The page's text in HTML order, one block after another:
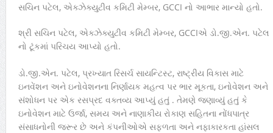
સચિન પટેલ, એક્ઝેક્યુટીવ કમિટી મેમ્બર, GCCI નો આભાર માન્યો હતો.
શ્રી સચિન પટેલ, એક્ઝેક્યુટીવ કમિટી મેમ્બર, GCCIએ ડો.જી.એન. પટેલ
નો ટૂંકમાં પરિચય આપ્યો હતો.
ડો.જી.એન. પટેલ, પ્રખ્યાત રિસર્ચ સાયન્ટિસ્ટ, રાષ્ટ્રીય વિકાસ માટે
ઇનવેંશન અને ઇનોવેશનના નિર્ણાયક મહત્વ પર ભાર મૂકતા, ઇનોવેશન અને
સંશોધન પર એક રસપ્રદ વક્તવ્ય આપ્યું હતું . તેમણે જણાવ્યું હતું કે
ઇનોવેશન માટે ઉર્જા, સમય અને નાણાકીય રોકાણ સહિતના નોંધપાત્ર
સંસાધનોની જરૂર છે અને કંપનીઓએ સફળતા અને નફાકારકતા હાંસલ